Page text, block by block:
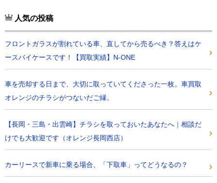
人気の投稿
フロントガラスが割れている車、直してから売るべき？答えはケ
ースバイケースです！【買取実績】N-ONE
車を売却する日まで、大切に取っていてくださった一枚。車買取
オレンジのチラシがつないだご縁。
【長岡・三島・出雲崎】チラシを取っておいたあなたへ｜相談だ
けでも大歓迎です（オレンジ長岡西店）
カーリースで新車に乗る場合、「下取車」ってどうなるの？